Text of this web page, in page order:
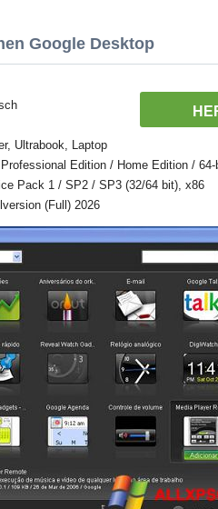
Google Desktop
Ultrabook, Laptop
Edition / Home Edition /
Pack 1 / SP2 / SP3 (32/64 bit), x86
(Full) 2026